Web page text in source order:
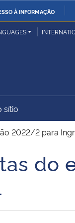
À INFORMAÇÃO
Relações
Geral da
do Brasil
sítio
2022/2 para
do